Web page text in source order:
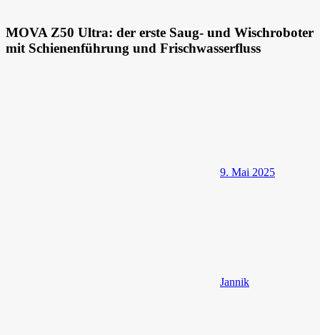
MOVA Z50 Ultra: der erste Saug- und Wischroboter
mit Schienenführung und Frischwasserfluss
9. Mai 2025
Jannik